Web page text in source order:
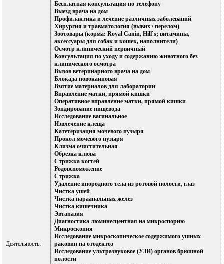
Деятельность:
Бесплатная консультация по телефону
Выезд врача на дом
Профилактика и лечение различных заболеваний
Хирургия и травматология (вывих / перелом)
Зоотовары (корма: Royal Canin, Hill`s; витамины,
аксессуары для собак и кошек, наполнители)
Осмотр клинический первичный
Консультация по уходу и содержанию животного без
клинического осмотра
Вызов ветеринарного врача на дом
Блокада новокаиновая
Взятие материалов для лаборатории
Вправление матки, прямой кишки
Оперативное вправление матки, прямой кишки
Зондирование пищевода
Исследование вагинальное
Извлечение клеща
Катетеризация мочевого пузыря
Прокол мочевого пузыря
Клизма очистительная
Обрезка клюва
Стрижка когтей
Родовспоможение
Стрижка
Удаление инородного тела из ротовой полости, глаз
Чистка ушей
Чистка параанальных желез
Чистка кишечника
Эвтаназия
Диагностика люминесцентная на микроспорию
Микроскопия
Исследование микроскопическое содержимого ушных
раковин на отодектоз
Исследование ультразвуковое (УЗИ) органов брюшной
полости